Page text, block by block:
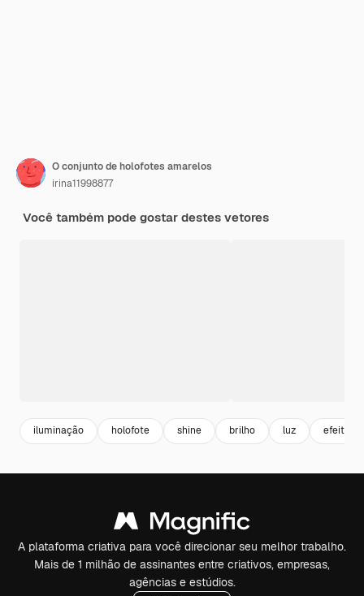
O conjunto de holofotes amarelos
irina11998877
Você também pode gostar destes vetores
iluminação holofote shine brilho luz efeitos
A plataforma criativa para você direcionar seu melhor trabalho.
Mais de 1 milhão de assinantes entre criativos, empresas,
agências e estúdios.